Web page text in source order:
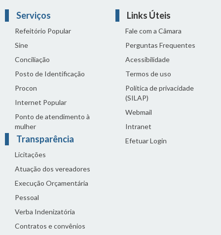
Serviços
Refeitório Popular
Sine
Conciliação
Posto de Identificação
Procon
Internet Popular
Ponto de atendimento à
mulher
Transparência
Licitações
Atuação dos vereadores
Execução Orçamentária
Pessoal
Verba Indenizatória
Contratos e convênios
Links Úteis
Fale com a Câmara
Perguntas Frequentes
Acessibilidade
Termos de uso
Política de privacidade
(SILAP)
Webmail
Intranet
Efetuar Login